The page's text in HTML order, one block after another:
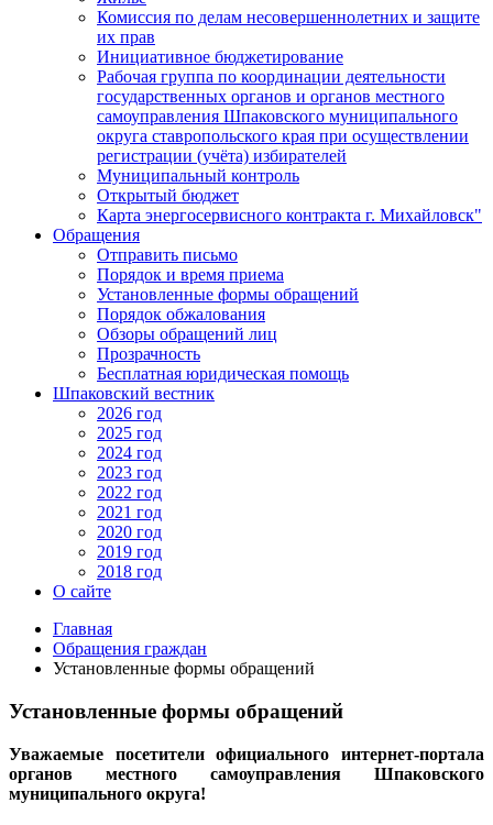
Комиссия по делам несовершеннолетних и защите
их прав
Инициативное бюджетирование
Рабочая группа по координации деятельности
государственных органов и органов местного
самоуправления Шпаковского муниципального
округа ставропольского края при осуществлении
регистрации (учёта) избирателей
Муниципальный контроль
Открытый бюджет
Карта энергосервисного контракта г. Михайловск"
Обращения
Отправить письмо
Порядок и время приема
Установленные формы обращений
Порядок обжалования
Обзоры обращений лиц
Прозрачность
Бесплатная юридическая помощь
Шпаковский вестник
2026 год
2025 год
2024 год
2023 год
2022 год
2021 год
2020 год
2019 год
2018 год
О сайте
Главная
Обращения граждан
Установленные формы обращений
Установленные формы обращений
Уважаемые посетители официального интернет-портала
органов местного самоуправления Шпаковского
муниципального округа!